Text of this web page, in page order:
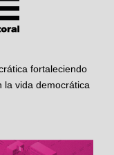
fortaleciendo
la vida democrática